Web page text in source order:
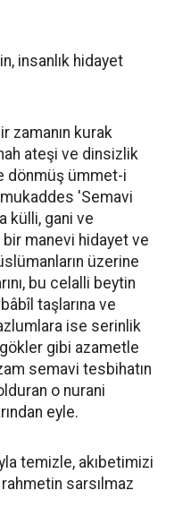
insanlık hidayet
zamanın kurak
ateşi ve dinsizlik
dönmüş ümmet-i
'Semavi
külli, gani ve
bir manevi hidayet ve
üzerine
bu celalli beytin
taşlarına ve
ise serinlik
gibi azametle
semavi tesbihatın
o nurani
eyle.
temizle, akıbetimizi
sarsılmaz